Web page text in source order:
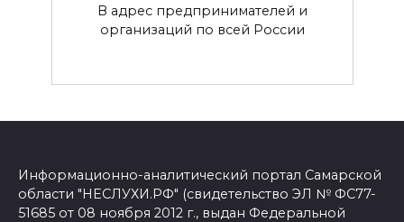
В адрес предпринимателей и
организаций по всей России
Информационно-аналитический портал Самарской
области "НЕСЛУХИ.РФ" (свидетельство ЭЛ № ФС77-
51685 от 08 ноября 2012 г., выдан Федеральной